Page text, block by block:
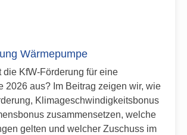
Wärmepumpe
die KfW-Förderung für eine
2026 aus? Im Beitrag zeigen wir, wie
Klimageschwindigkeitsbonus
zusammensetzen, welche
gelten und welcher Zuschuss im